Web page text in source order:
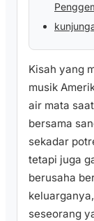
Kisah yang
musik
air mata
bersama
sekadar
tetapi juga
berusaha
seseorang